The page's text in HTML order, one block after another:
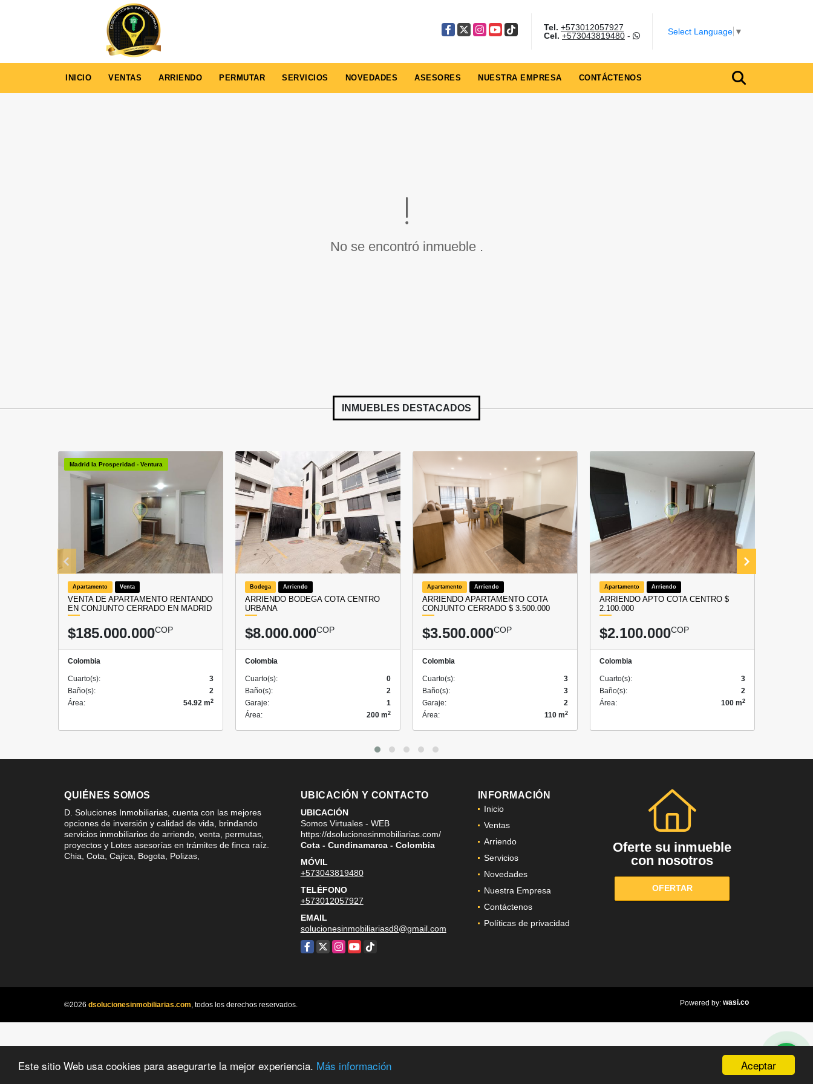
Aceptar
Este sitio Web usa cookies para asegurarte la mejor experiencia. Más información
Facebook
X Instagram
YouTube
TikTok Tel. +573012057927
Cel. +573043819480- Select Language ▼
INICIO VENTAS ARRIENDO PERMUTAR SERVICIOS NOVEDADES ASESORES NUESTRA EMPRESA CONTÁCTENOS
No se encontró inmueble .
INMUEBLES DESTACADOS
Madrid la Prosperidad - Ventura
Apartamento Venta
VENTA DE APARTAMENTO RENTANDO
EN CONJUNTO CERRADO EN MADRID
$185.000.000COP
Colombia
Cuarto(s):
3
Baño(s):
2
Área:
54.92 m2
Bodega Arriendo
ARRIENDO BODEGA COTA CENTRO
URBANA
$8.000.000COP
Colombia
Cuarto(s):
0
Baño(s):
2
Garaje:
1
Área:
200 m2
Apartamento Arriendo
ARRIENDO APARTAMENTO COTA
CONJUNTO CERRADO $ 3.500.000
$3.500.000COP
Colombia
Cuarto(s):
3
Baño(s):
3
Garaje:
2
Área:
110 m2
Apartamento Arriendo
ARRIENDO APTO COTA CENTRO $
2.100.000
$2.100.000COP
Colombia
Cuarto(s):
3
Baño(s):
2
Área:
100 m2
QUIÉNES SOMOS
D. Soluciones Inmobiliarias, cuenta con las mejores
opciones de inversión y calidad de vida, brindando
servicios inmobiliarios de arriendo, venta, permutas,
proyectos y Lotes asesorías en trámites de finca raíz.
Chia, Cota, Cajica, Bogota, Polizas,
UBICACIÓN Y CONTACTO
UBICACIÓN
Somos Virtuales - WEB
https://dsolucionesinmobiliarias.com/
Cota - Cundinamarca - Colombia
MÓVIL
+573043819480
TELÉFONO
+573012057927
EMAIL
solucionesinmobiliariasd8@gmail.com
Facebook
X Instagram
YouTube
TikTok
INFORMACIÓN
Inicio
Ventas
Arriendo
Servicios
Novedades
Nuestra Empresa
Contáctenos
Políticas de privacidad
Oferte su inmueble
con nosotros
OFERTAR
©2026 dsolucionesinmobiliarias.com, todos los derechos reservados. Powered by: wasi.co